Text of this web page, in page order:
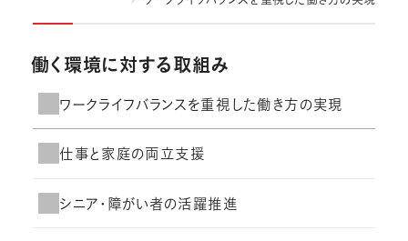
働く環境に対する取組み
ワークライフバランスを重視した働き方の実現
仕事と家庭の両立支援
シニア・障がい者の活躍推進